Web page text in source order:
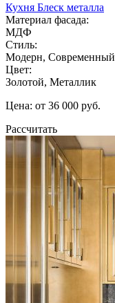
Кухня Блеск металла
Материал фасада:
МДФ
Стиль:
Модерн, Современный
Цвет:
Золотой, Металлик
Цена: от 36 000 руб.
Рассчитать